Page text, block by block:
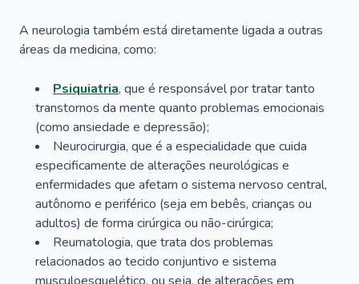
A neurologia também está diretamente ligada a outras
áreas da medicina, como:
Psiquiatria, que é responsável por tratar tanto
transtornos da mente quanto problemas emocionais
(como ansiedade e depressão);
Neurocirurgia, que é a especialidade que cuida
especificamente de alterações neurológicas e
enfermidades que afetam o sistema nervoso central,
autônomo e periférico (seja em bebês, crianças ou
adultos) de forma cirúrgica ou não-cirúrgica;
Reumatologia, que trata dos problemas
relacionados ao tecido conjuntivo e sistema